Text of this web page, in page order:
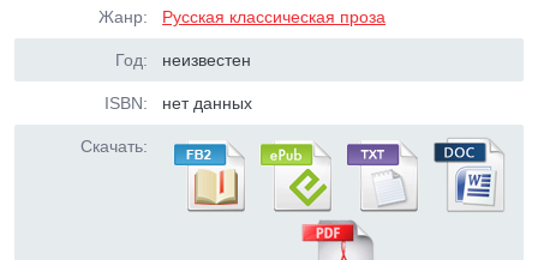
Жанр: Русская классическая проза
Год: неизвестен
ISBN: нет данных
Скачать: